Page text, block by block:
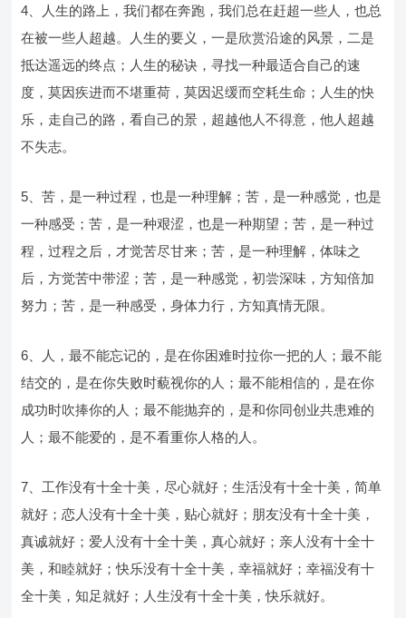
4、人生的路上，我们都在奔跑，我们总在赶超一些人，也总
在被一些人超越。人生的要义，一是欣赏沿途的风景，二是
抵达遥远的终点；人生的秘诀，寻找一种最适合自己的速
度，莫因疾进而不堪重荷，莫因迟缓而空耗生命；人生的快
乐，走自己的路，看自己的景，超越他人不得意，他人超越
不失志。
5、苦，是一种过程，也是一种理解；苦，是一种感觉，也是
一种感受；苦，是一种艰涩，也是一种期望；苦，是一种过
程，过程之后，才觉苦尽甘来；苦，是一种理解，体味之
后，方觉苦中带涩；苦，是一种感觉，初尝深味，方知倍加
努力；苦，是一种感受，身体力行，方知真情无限。
6、人，最不能忘记的，是在你困难时拉你一把的人；最不能
结交的，是在你失败时藐视你的人；最不能相信的，是在你
成功时吹捧你的人；最不能抛弃的，是和你同创业共患难的
人；最不能爱的，是不看重你人格的人。
7、工作没有十全十美，尽心就好；生活没有十全十美，简单
就好；恋人没有十全十美，贴心就好；朋友没有十全十美，
真诚就好；爱人没有十全十美，真心就好；亲人没有十全十
美，和睦就好；快乐没有十全十美，幸福就好；幸福没有十
全十美，知足就好；人生没有十全十美，快乐就好。